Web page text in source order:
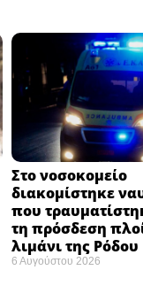
Στο νοσοκομείο
διακομίστηκε
που
τη πρόσδεση
λιμάνι της Ρόδου
6 Αυγούστου 2026